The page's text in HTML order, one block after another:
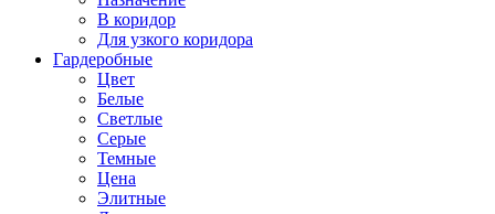
В коридор
Для узкого коридора
Гардеробные
Цвет
Белые
Светлые
Серые
Темные
Цена
Элитные